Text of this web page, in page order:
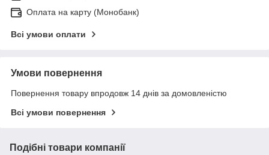
Оплата на карту (Монобанк)
Всі умови оплати
Умови повернення
Повернення товару впродовж 14 днів за домовленістю
Всі умови повернення
Подібні товари компанії